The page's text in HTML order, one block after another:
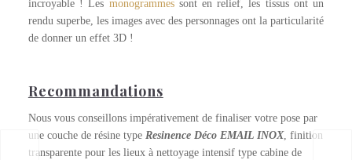
incroyable ! Les monogrammessont en relief, les tissus ont un
rendu superbe, les images avec des personnages ont la particularité
de donner un effet 3D !
Recommandations
Nous vous conseillons impérativement de finaliser votre pose par
une couche de résine type Resinence Déco EMAIL INOX, finition
transparente pour les lieux à nettoyage intensif type cabine de